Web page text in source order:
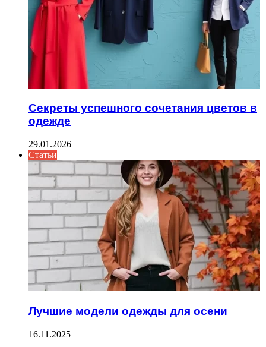
Секреты успешного сочетания цветов в
одежде
29.01.2026
Статьи
Лучшие модели одежды для осени
16.11.2025